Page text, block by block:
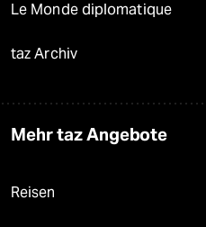
Le Monde diplomatique
taz Archiv
Mehr taz Angebote
Reisen